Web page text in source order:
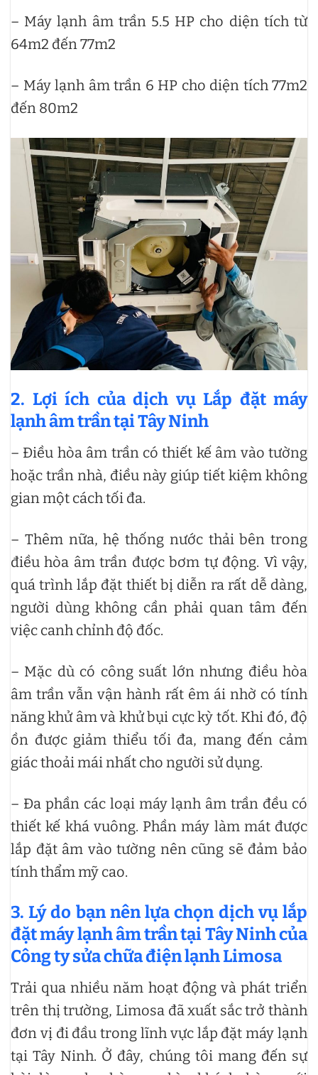
– Máy lạnh âm trần 5.5 HP cho diện tích từ
64m2 đến 77m2
– Máy lạnh âm trần 6 HP cho diện tích 77m2
đến 80m2
2. Lợi ích của dịch vụ Lắp đặt máy
lạnh âm trần tại Tây Ninh
– Điều hòa âm trần có thiết kế âm vào tường
hoặc trần nhà, điều này giúp tiết kiệm không
gian một cách tối đa.
– Thêm nữa, hệ thống nước thải bên trong
điều hòa âm trần được bơm tự động. Vì vậy,
quá trình lắp đặt thiết bị diễn ra rất dễ dàng,
người dùng không cần phải quan tâm đến
việc canh chỉnh độ đốc.
– Mặc dù có công suất lớn nhưng điều hòa
âm trần vẫn vận hành rất êm ái nhờ có tính
năng khử âm và khử bụi cực kỳ tốt. Khi đó, độ
ồn được giảm thiểu tối đa, mang đến cảm
giác thoải mái nhất cho người sử dụng.
– Đa phần các loại máy lạnh âm trần đều có
thiết kế khá vuông. Phần máy làm mát được
lắp đặt âm vào tường nên cũng sẽ đảm bảo
tính thẩm mỹ cao.
3. Lý do bạn nên lựa chọn dịch vụ lắp
đặt máy lạnh âm trần tại Tây Ninh của
Công ty sửa chữa điện lạnh Limosa
Trải qua nhiều năm hoạt động và phát triển
trên thị trường, Limosa đã xuất sắc trở thành
đơn vị đi đầu trong lĩnh vực lắp đặt máy lạnh
tại Tây Ninh. Ở đây, chúng tôi mang đến sự